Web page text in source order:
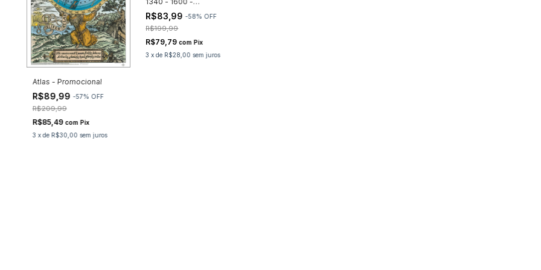
Atlas - Promocional
R$89,99 -57% OFF
R$209,99
R$85,49 com Pix
3 xde R$30,00 sem juros
Promocional
R$83,99 -58% OFF
R$199,99
R$79,79 com Pix
3 x de R$28,00 sem juros